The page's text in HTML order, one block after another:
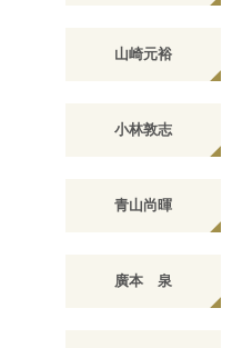
山崎元裕
小林敦志
青山尚暉
廣本 泉